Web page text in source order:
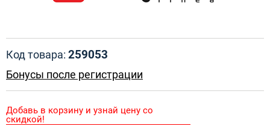
Код товара: 259053
Бонусы после регистрации
Добавь в корзину и узнай цену со
скидкой!